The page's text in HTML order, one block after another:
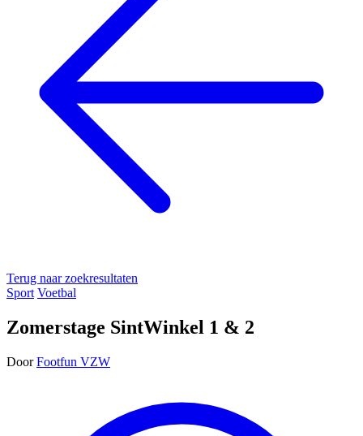
Terug naar zoekresultaten
Sport Voetbal
Zomerstage SintWinkel 1 & 2
Door Footfun VZW